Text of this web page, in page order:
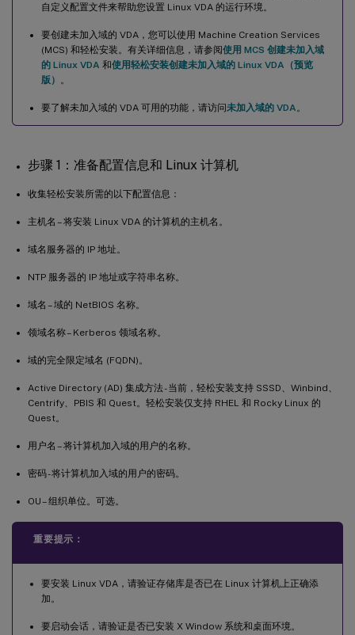
自定义配置文件来帮助您设置 Linux VDA 的运行环境。
要创建未加入域的 VDA，您可以使用 Machine Creation Services
(MCS) 和轻松安装。有关详细信息，请参阅使用 MCS 创建未加入域
的 Linux VDA 和使用轻松安装创建未加入域的 Linux VDA（预览
版）
。
要了解未加入域的 VDA 可用的功能，请访问未加入域的 VDA 。
步骤 1：准备配置信息和 Linux 计算机
收集轻松安装所需的以下配置信息：
主机名 – 将安装 Linux VDA 的计算机的主机名。
域名服务器的 IP 地址。
NTP 服务器的 IP 地址或字符串名称。
域名 – 域的 NetBIOS 名称。
领域名称 – Kerberos 领域名称。
域的完全限定域名 (FQDN)。
Active Directory (AD) 集成方法 - 当前，轻松安装支持 SSSD、Winbind、
Centrify、PBIS 和 Quest。轻松安装仅支持 RHEL 和 Rocky Linux 的
Quest。
用户名 – 将计算机加入域的用户的名称。
密码 - 将计算机加入域的用户的密码。
OU – 组织单位。可选。
重要提示：
要安装 Linux VDA，请验证存储库是否已在 Linux 计算机上正确添
加。
要启动会话，请验证是否已安装 X Window 系统和桌面环境。
使用 SSSD 加入域失败
Ubuntu 桌面会话显示灰屏
启动 Ubuntu 桌面会话失败，因为主目录缺失
SELinux 阻止 SSHD 访问主目录